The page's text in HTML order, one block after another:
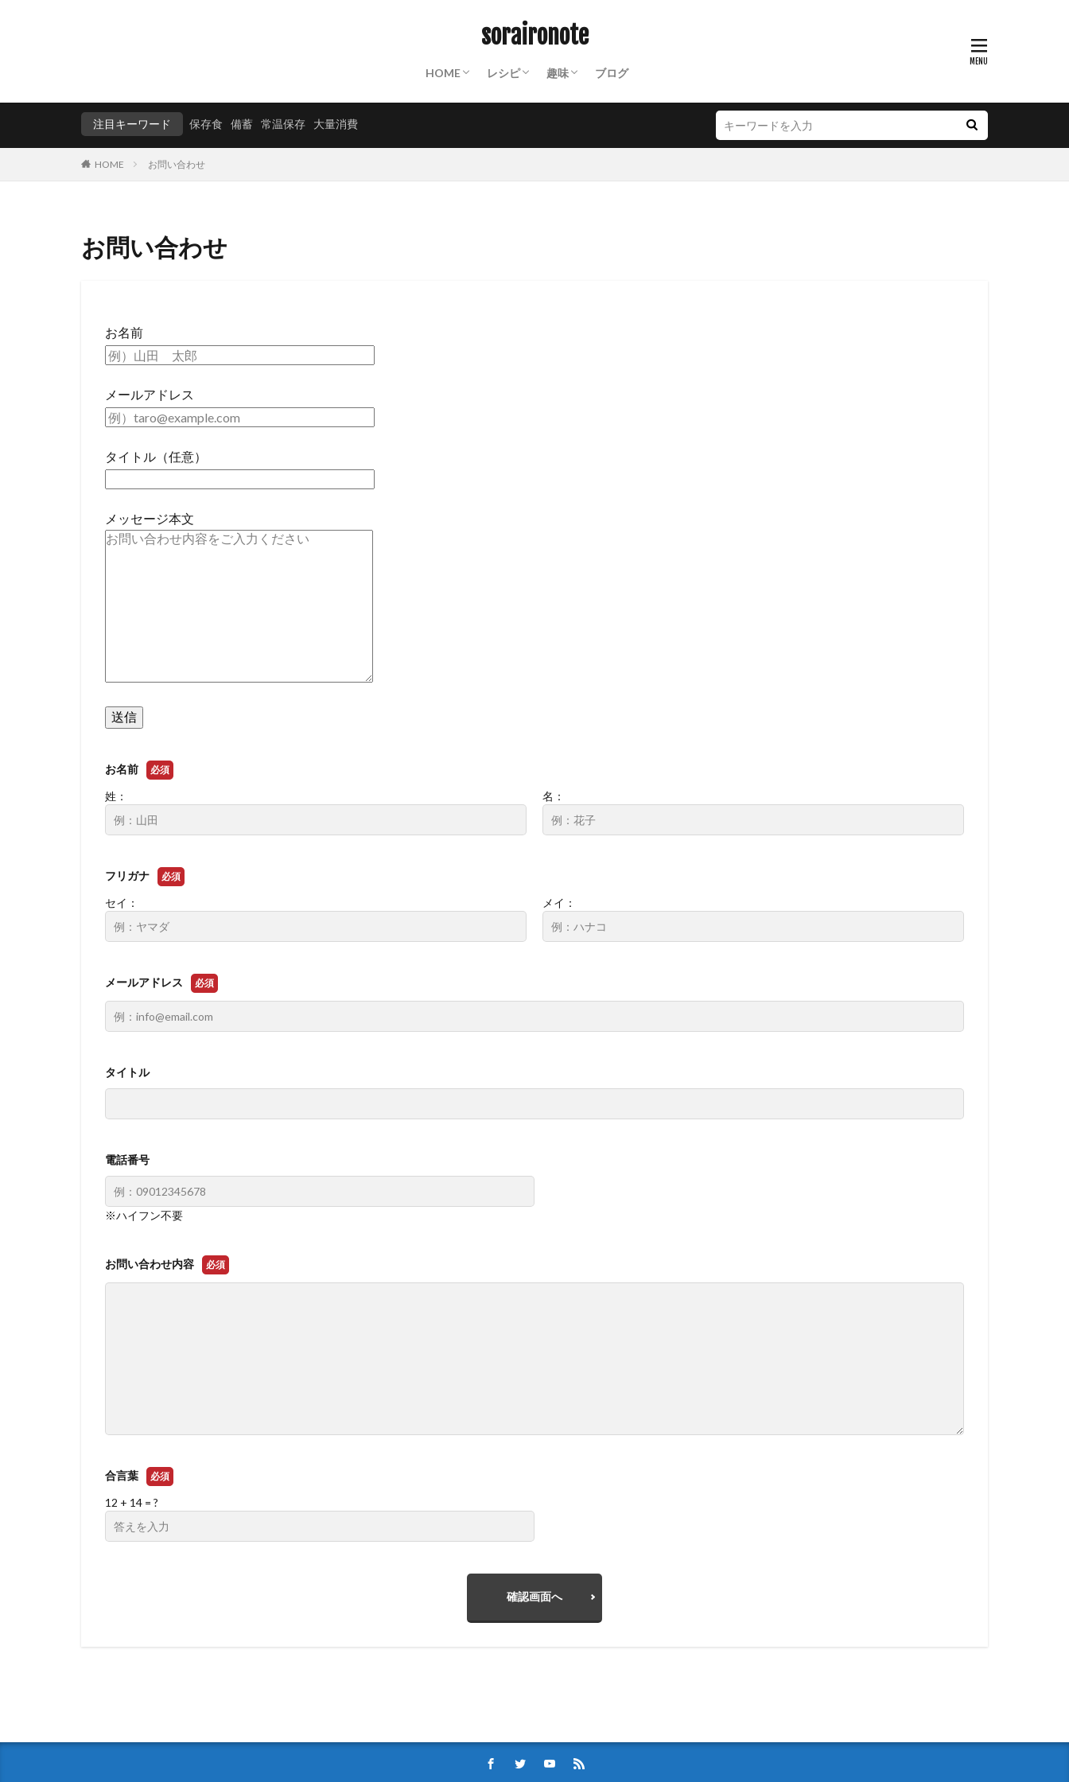
soraironote
HOME
ABOUT
終活ノート
備蓄ノート：常温保存食材リスト
防災ノート：防災グッズリスト
保存食カレンダー
動画撮影機材
山装備一覧
レシピ
保存食
パスタ
クスクス
ご飯もの
パン
おかず
スイーツ
麺類
飲み物
世界の料理
粉もの
調味料
インスタント
山ごはん
趣味
Mt.
沼津散策
お遍路
PHOTO
週末百姓生活
NOTES
ブログ
注目キーワード 保存食 備蓄 常温保存 大量消費
HOME お問い合わせ
お問い合わせ
お名前
メールアドレス
タイトル（任意）
メッセージ本文
お名前 必須
姓： 名：
フリガナ 必須
セイ： メイ：
メールアドレス 必須
タイトル
電話番号
※ハイフン不要
お問い合わせ内容 必須
合言葉 必須
12 + 14 = ?
確認画面へ